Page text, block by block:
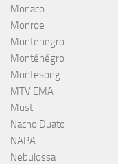
Monaco
Monroe
Montenegro
Monténégro
Montesong
MTV EMA
Mustii
Nacho Duato
NAPA
Nebulossa